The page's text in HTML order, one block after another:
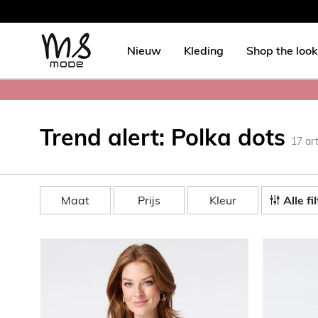
Nieuw Kleding Shop the look
Trend alert: Polka dots 17
Maat Prijs Kleur Alle